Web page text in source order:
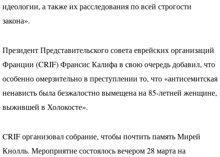
идеологии, а также их расследования по всей строгости
закона».
Президент Представительского совета еврейских организаций
Франции (CRIF) Франсис Калифа в свою очередь добавил, что
особенно омерзительно в преступлении то, что «антисемитская
ненависть была безжалостно вымещена на 85-летней женщине,
выжившей в Холокосте».
CRIFорганизовал собрание, чтобы почтить память Мирей
Кнолль. Мероприятие состоялось вечером 28 марта на